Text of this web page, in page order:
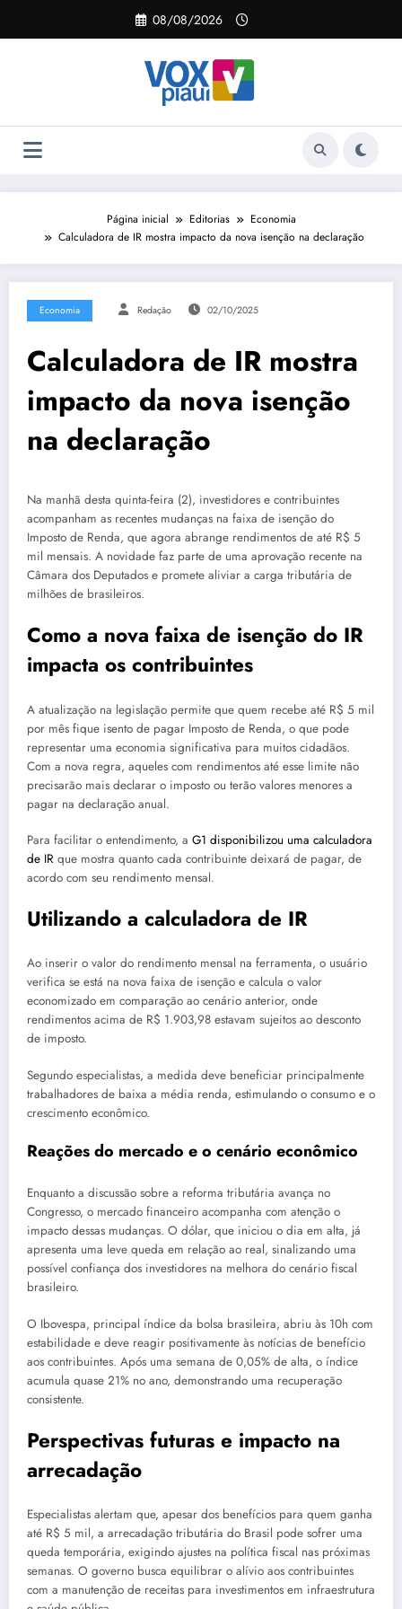
o
08/08/2026
Página inicial Editorias
Economia
Calculadora de IR mostra impacto da nova isenção na declaração
Economia Redação 02/10/2025
Calculadora de IR mostra
impacto da nova isenção
na declaração
Na manhã desta quinta-feira (2), investidores e contribuintes
acompanham as recentes mudanças na faixa de isenção do
Imposto de Renda, que agora abrange rendimentos de até R$ 5
mil mensais. A novidade faz parte de uma aprovação recente na
Câmara dos Deputados e promete aliviar a carga tributária de
milhões de brasileiros.
Como a nova faixa de isenção do IR
impacta os contribuintes
A atualização na legislação permite que quem recebe até R$ 5 mil
por mês fique isento de pagar Imposto de Renda, o que pode
representar uma economia significativa para muitos cidadãos.
Com a nova regra, aqueles com rendimentos até esse limite não
precisarão mais declarar o imposto ou terão valores menores a
pagar na declaração anual.
Para facilitar o entendimento, a G1 disponibilizou uma calculadora
de IR que mostra quanto cada contribuinte deixará de pagar, de
acordo com seu rendimento mensal.
Utilizando a calculadora de IR
Ao inserir o valor do rendimento mensal na ferramenta, o usuário
verifica se está na nova faixa de isenção e calcula o valor
economizado em comparação ao cenário anterior, onde
rendimentos acima de R$ 1.903,98 estavam sujeitos ao desconto
de imposto.
Segundo especialistas, a medida deve beneficiar principalmente
trabalhadores de baixa a média renda, estimulando o consumo e o
crescimento econômico.
Reações do mercado e o cenário econômico
Enquanto a discussão sobre a reforma tributária avança no
Congresso, o mercado financeiro acompanha com atenção o
impacto dessas mudanças. O dólar, que iniciou o dia em alta, já
apresenta uma leve queda em relação ao real, sinalizando uma
possível confiança dos investidores na melhora do cenário fiscal
brasileiro.
O Ibovespa, principal índice da bolsa brasileira, abriu às 10h com
estabilidade e deve reagir positivamente às notícias de benefício
aos contribuintes. Após uma semana de 0,05% de alta, o índice
acumula quase 21% no ano, demonstrando uma recuperação
consistente.
Perspectivas futuras e impacto na
arrecadação
Especialistas alertam que, apesar dos benefícios para quem ganha
até R$ 5 mil, a arrecadação tributária do Brasil pode sofrer uma
queda temporária, exigindo ajustes na política fiscal nas próximas
semanas. O governo busca equilibrar o alívio aos contribuintes
com a manutenção de receitas para investimentos em infraestrutura